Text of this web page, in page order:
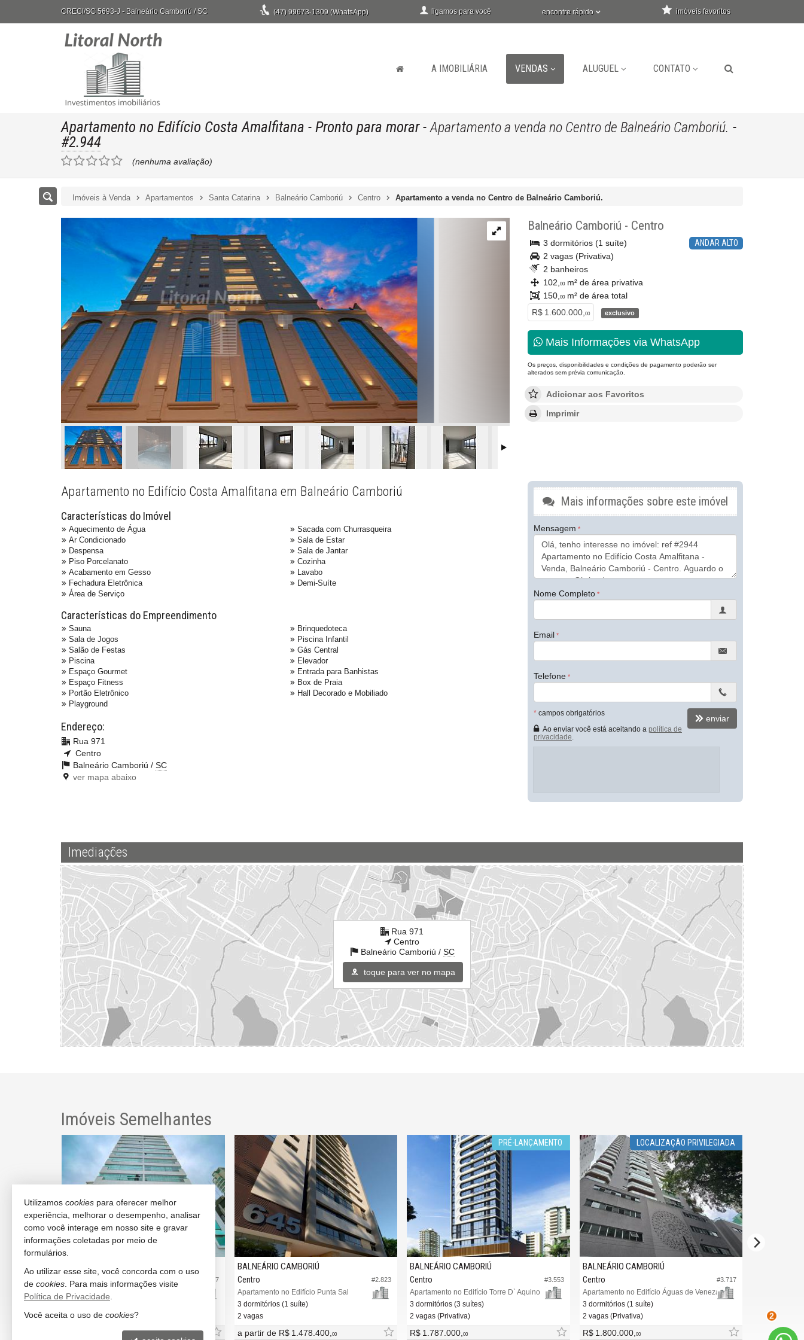
CRECI/SC 5693-J - Balneário Camboriú /SC (47) 99673-1309 (WhatsApp) ligamos para você encontre rápido imóveis favoritos
A IMOBILIÁRIA VENDAS ALUGUEL CONTATO
Apartamento no Edifício Costa Amalfitana - Pronto para morar-Apartamento a venda no Centro de Balneário Camboriú. -
#2.944
(nenhuma avaliação)
Imóveis à Venda Apartamentos Santa Catarina Balneário Camboriú Centro Apartamento a venda no Centro de Balneário Camboriú.
Balneário Camboriú - Centro
ANDAR ALTO
3 dormitórios (1 suíte)
2 vagas (Privativa)
2 banheiros
102, 00m² de área privativa
150, 00m² de área total
R$ 1.600.000, 00 exclusivo
Mais Informações via WhatsApp
Os preços, disponibilidades e condições de pagamento poderão ser
alterados sem prévia comunicação.
Adicionar aos Favoritos
Imprimir
Apartamento no Edifício Costa Amalfitana em Balneário Camboriú
Características do Imóvel
Aquecimento de Água
Ar Condicionado
Despensa
Piso Porcelanato
Acabamento em Gesso
Fechadura Eletrônica
Área de Serviço
Sacada com Churrasqueira
Sala de Estar
Sala de Jantar
Cozinha
Lavabo
Demi-Suíte
Características do Empreendimento
Sauna
Sala de Jogos
Salão de Festas
Piscina
Espaço Gourmet
Espaço Fitness
Portão Eletrônico
Playground
Brinquedoteca
Piscina Infantil
Gás Central
Elevador
Entrada para Banhistas
Box de Praia
Hall Decorado e Mobiliado
Endereço:
Rua 971
Centro
Balneário Camboriú / SC
ver mapa abaixo
Mais informações sobre este imóvel
Mensagem
Nome Completo
Email
Telefone
* campos obrigatórios
Ao enviar você está aceitando a política de
privacidade
enviar
Imediações
Rua 971
Centro
Balneário Camboriú / SC
toque para ver no mapa
Imóveis Semelhantes
#3.317
BALNEÁRIO CAMBORIÚ
Centro
Apartamento no Edifício Jeffreys Bay
2 vagas (Privativa)
BALNEÁRIO CAMBORIÚ
Apartamento no Edifício Punta Sal
3 dormitórios (1 suíte)
a partir de R$ 1.478.400,00
PRÉ-LANÇAMENTO
BALNEÁRIO CAMBORIÚ
Centro
Apartamento no Edifício Torre D` Aquino
3 dormitórios (3 suítes)
2 vagas (Privativa)
R$ 1.787.000,00
LOCALIZAÇÃO PRIVILEGIADA
BALNEÁRIO CAMBORIÚ
Centro
Apartamento no Edifício Águas de Veneza
3 dormitórios (1 suíte)
2 vagas (Privativa)
R$ 1.800.000,00
Centro
2 vagas (Privativa)
a partir de R$ 1.860.000,
2
Utilizamos cookies para oferecer melhor
experiência, melhorar o desempenho, analisar
como você interage em nosso site e gravar
informações coletadas por meio de
formulários.
Ao utilizar esse site, você concorda com o uso
de cookies . Para mais informações visite
Política de Privacidade
Você aceita o uso de cookies?